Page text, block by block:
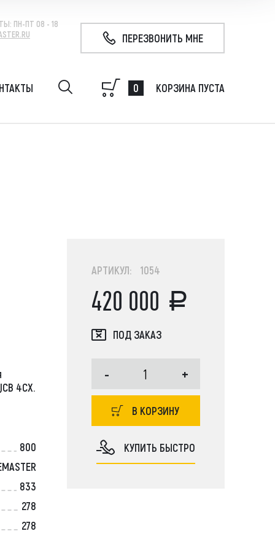
ПН-ПТ 08 - 18
ПЕРЕЗВОНИТЬ МНЕ
JCB, Doosan, Hitachi, Kobelco, Tadano, Aichi,
Dong Yang, New Holland, John Deere
0 КОРЗИНА ПУСТА
4CX.
800
833
278
278
АРТИКУЛ: 1054
420 000
ПОД ЗАКАЗ
- +
В КОРЗИНУ
КУПИТЬ БЫСТРО